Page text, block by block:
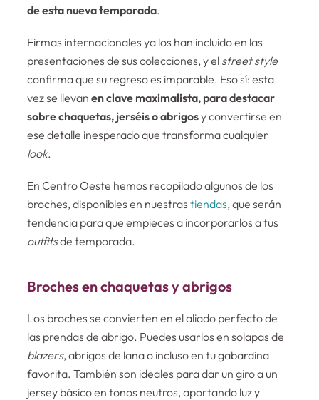
de esta nueva temporada.
Firmas internacionales ya los han incluido en las
presentaciones de sus colecciones, y elstreet style
confirma que su regreso es imparable. Eso sí: esta
vez se llevan en clave maximalista, para destacar
sobre chaquetas, jerséis o abrigosy convertirse en
ese detalle inesperado que transforma cualquier
look.
En Centro Oeste hemos recopilado algunos de los
broches, disponibles en nuestras tiendas, que serán
tendencia para que empieces a incorporarlos a tus
outfitsde temporada.
Broches en chaquetas y abrigos
Los broches se convierten en el aliado perfecto de
las prendas de abrigo. Puedes usarlos en solapas de
blazers, abrigos de lana o incluso en tu gabardina
favorita. También son ideales para dar un giro a un
jersey básico en tonos neutros, aportando luz y